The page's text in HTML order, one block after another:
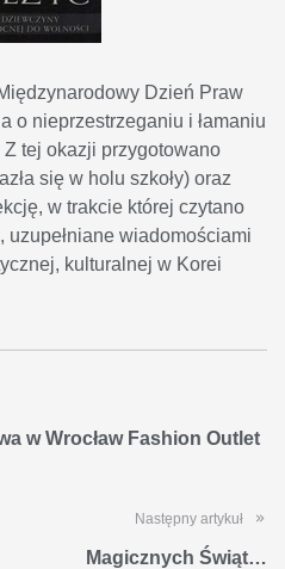
Dzień Praw
o nieprzestrzeganiu i łamaniu
tej okazji przygotowano
się w holu szkoły) oraz
w trakcie której czytano
uzupełniane wiadomościami
kulturalnej w Korei
w Wrocław Fashion Outlet
Następny artykuł
Magicznych Świąt…